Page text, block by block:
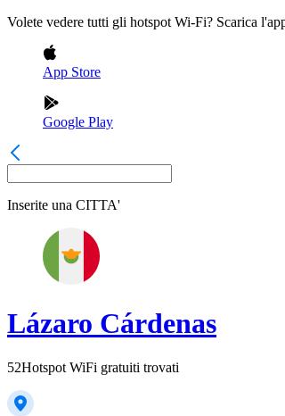
Volete vedere tutti gli hotspot Wi-Fi? Scarica
App Store
Google Play
Inserite una CITTA'
Lázaro Cárdenas
52Hotspot WiFi gratuiti trovati